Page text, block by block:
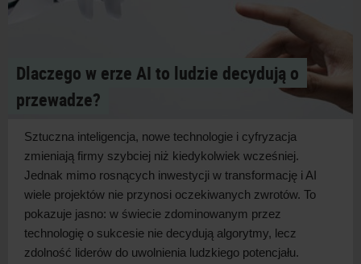
Dlaczego w erze AI to ludzie decydują o
przewadze?
Sztuczna inteligencja, nowe technologie i cyfryzacja
zmieniają firmy szybciej niż kiedykolwiek wcześniej.
Jednak mimo rosnących inwestycji w transformację i AI
wiele projektów nie przynosi oczekiwanych zwrotów. To
pokazuje jasno: w świecie zdominowanym przez
technologię o sukcesie nie decydują algorytmy, lecz
zdolność liderów do uwolnienia ludzkiego potencjału.